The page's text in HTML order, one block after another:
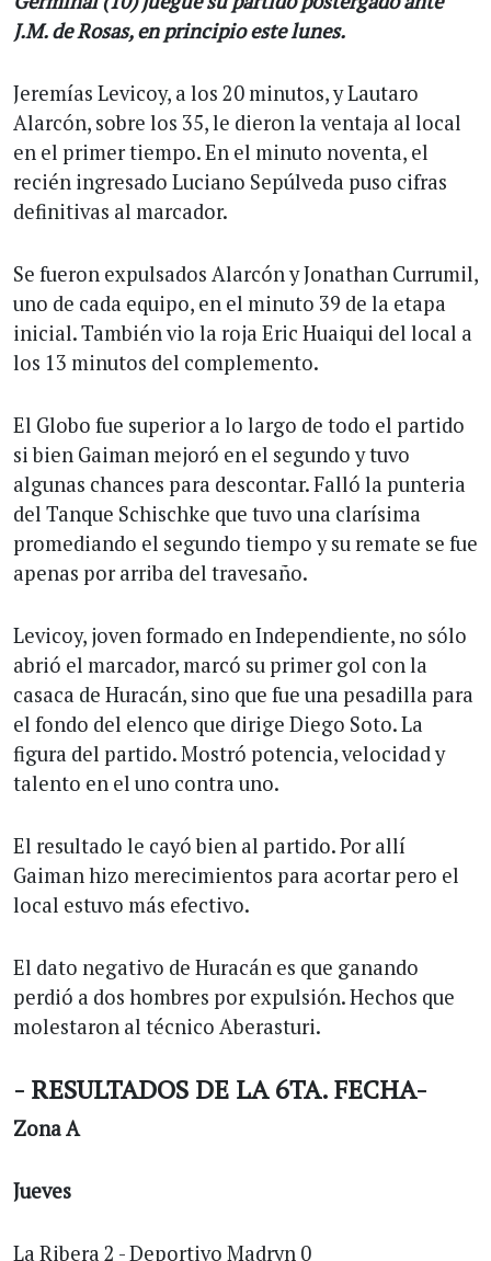
J.M. de Rosas, en principio este lunes.
Jeremías Levicoy, a los 20 minutos, y Lautaro
Alarcón, sobre los 35, le dieron la ventaja al local
en el primer tiempo. En el minuto noventa, el
recién ingresado Luciano Sepúlveda puso cifras
definitivas al marcador.
Se fueron expulsados Alarcón y Jonathan Currumil,
uno de cada equipo, en el minuto 39 de la etapa
inicial. También vio la roja Eric Huaiqui del local a
los 13 minutos del complemento.
El Globo fue superior a lo largo de todo el partido
si bien Gaiman mejoró en el segundo y tuvo
algunas chances para descontar. Falló la punteria
del Tanque Schischke que tuvo una clarísima
promediando el segundo tiempo y su remate se fue
apenas por arriba del travesaño.
Levicoy, joven formado en Independiente, no sólo
abrió el marcador, marcó su primer gol con la
casaca de Huracán, sino que fue una pesadilla para
el fondo del elenco que dirige Diego Soto. La
figura del partido. Mostró potencia, velocidad y
talento en el uno contra uno.
El resultado le cayó bien al partido. Por allí
Gaiman hizo merecimientos para acortar pero el
local estuvo más efectivo.
El dato negativo de Huracán es que ganando
perdió a dos hombres por expulsión. Hechos que
molestaron al técnico Aberasturi.
- RESULTADOS DE LA 6TA. FECHA-
Zona A
Jueves
La Ribera 2 - Deportivo Madryn 0